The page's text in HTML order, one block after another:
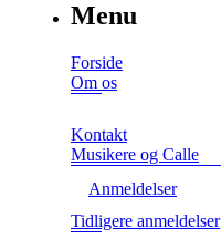
Menu
Forside
Om os
Kontakt
Musikere og Calle
Anmeldelser
Tidligere anmeldelser